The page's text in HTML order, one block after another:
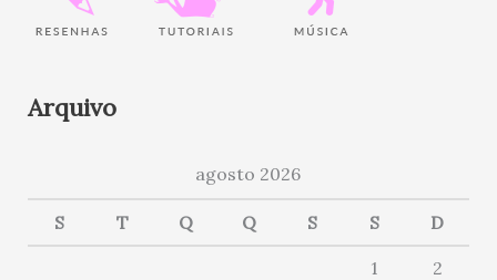
Arquivo
agosto 2026
S T Q Q S S D
1
2